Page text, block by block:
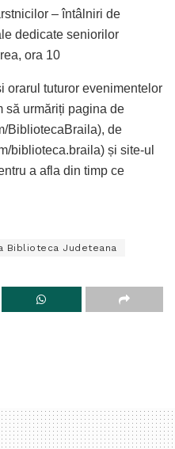
– întâlniri de
dedicate seniorilor
ora 10
orarul tuturor evenimentelor
să urmăriți pagina de
BibliotecaBraila), de
biblioteca.braila) și site-ul
a afla din timp ce
Biblioteca Judeteana